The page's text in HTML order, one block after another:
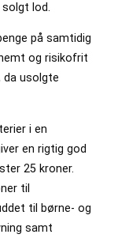
solgt lod.
på samtidig
og risikofrit
usolgte
i en
en rigtig god
25 kroner.
til
til børne- og
samt